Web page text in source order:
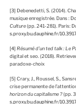
[3] Debenedetti, S. (2014).
musique enregistrée. Dans :
Culture(pp. 241-281). Paris:
s.proxy.bu.dauphine.fr/
[4] Résumé d’un ted talk : Le
digital et seo. (2018).
paradoxe-choix
[5] Crary, J., Roussel, S.,
crise permanente de
horizon du capitalisme ?(pp.
s.proxy.bu.dauphine.fr/